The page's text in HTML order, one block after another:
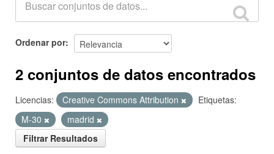
Ordenar por
2 conjuntos de datos encontrados
Licencias: Creative Commons Attribution
Etiquetas:
M-30
madrid
Filtrar Resultados